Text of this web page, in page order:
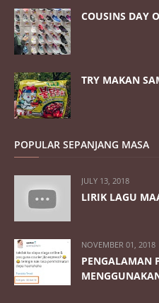
COUSINS DAY
TRY MAKAN
POPULAR SEPANJANG MASA
JULY 13, 2018
LIRIK LAGU
NOVEMBER 01, 2018
PENGALAMAN